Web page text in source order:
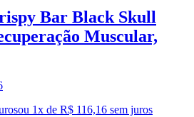
Bar Black Skull
Muscular,
ou 1x de R$ 116,16 sem juros